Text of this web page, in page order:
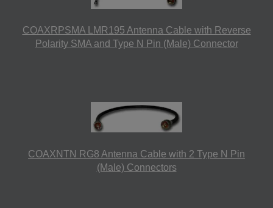
COAXRPSMA LMR195 Antenna Cable with Reverse
Polarity SMA and Type N Pin (Male) Connector
COAXNTN RG8 Antenna Cable with 2 Type N Pin
(Male) Connectors